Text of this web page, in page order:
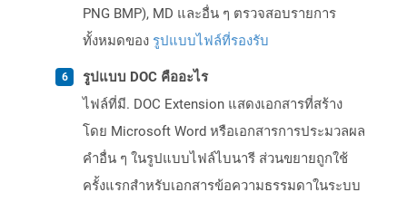
PNG BMP), MD และอื่น ๆ ตรวจสอบรายการ
ทั้งหมดของ รูปแบบไฟล์ที่รองรับ
รูปแบบ DOC คืออะไร
ไฟล์ที่มี. DOC Extension แสดงเอกสารที่สร้าง
โดย Microsoft Word หรือเอกสารการประมวลผล
คำอื่น ๆ ในรูปแบบไฟล์ไบนารี ส่วนขยายถูกใช้
ครั้งแรกสำหรับเอกสารข้อความธรรมดาในระบบ